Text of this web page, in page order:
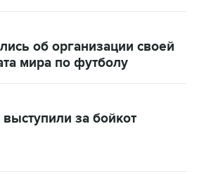
об организации своей
мира по футболу
за бойкот